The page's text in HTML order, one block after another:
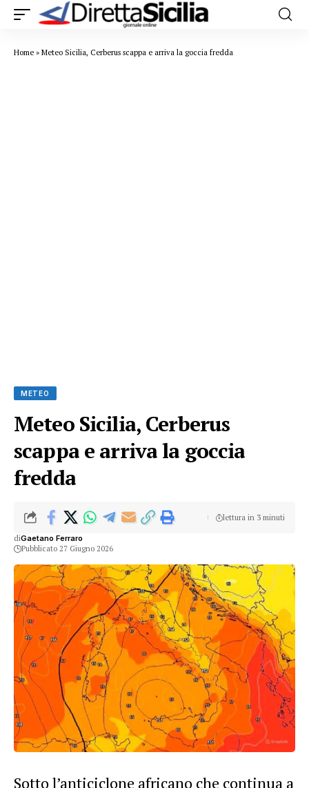
Home » Meteo Sicilia, Cerberus scappa e arriva la goccia fredda
METEO
Meteo Sicilia, Cerberus
scappa e arriva la goccia
fredda
diGaetano Ferraro
Pubblicato 27 Giugno 2026
lettura in 3 minuti
Sotto l’anticiclone africano che continua a